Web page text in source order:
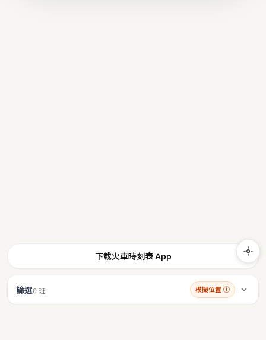
下載火車時刻表 App
篩選0 班 模擬位置 ⓘ